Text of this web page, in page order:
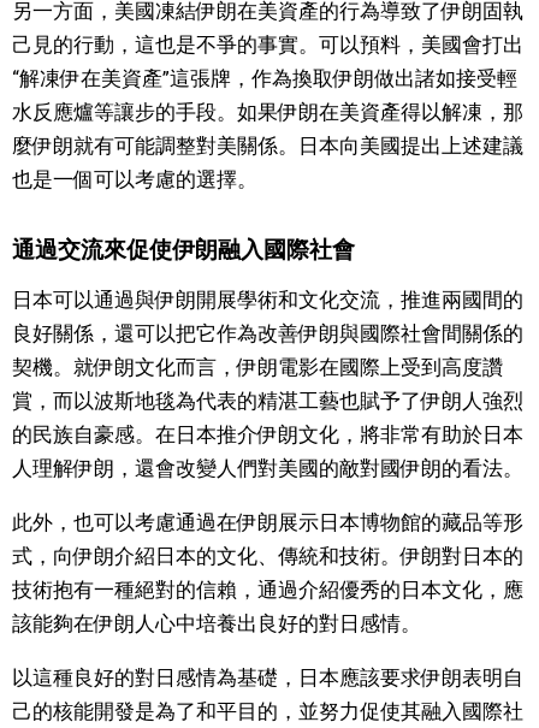
另一方面，美國凍結伊朗在美資產的行為導致了伊朗固執
己見的行動，這也是不爭的事實。可以預料，美國會打出
“解凍伊在美資產”這張牌，作為換取伊朗做出諸如接受輕
水反應爐等讓步的手段。如果伊朗在美資產得以解凍，那
麼伊朗就有可能調整對美關係。日本向美國提出上述建議
也是一個可以考慮的選擇。
通過交流來促使伊朗融入國際社會
日本可以通過與伊朗開展學術和文化交流，推進兩國間的
良好關係，還可以把它作為改善伊朗與國際社會間關係的
契機。就伊朗文化而言，伊朗電影在國際上受到高度讚
賞，而以波斯地毯為代表的精湛工藝也賦予了伊朗人強烈
的民族自豪感。在日本推介伊朗文化，將非常有助於日本
人理解伊朗，還會改變人們對美國的敵對國伊朗的看法。
此外，也可以考慮通過在伊朗展示日本博物館的藏品等形
式，向伊朗介紹日本的文化、傳統和技術。伊朗對日本的
技術抱有一種絕對的信賴，通過介紹優秀的日本文化，應
該能夠在伊朗人心中培養出良好的對日感情。
以這種良好的對日感情為基礎，日本應該要求伊朗表明自
己的核能開發是為了和平目的，並努力促使其融入國際社